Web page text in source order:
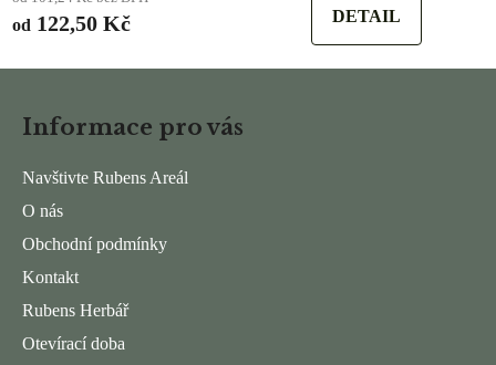
od 122,50 Kč DETAIL
Informace pro vás
Navštivte Rubens Areál
O nás
Obchodní podmínky
Kontakt
Rubens Herbář
Otevírací doba